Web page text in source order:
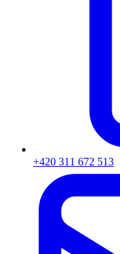
+420 311 672 513